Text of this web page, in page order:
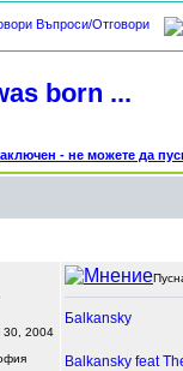
Въпроси/Отговори
born ...
30, 2004
Бalkansky
Balkansky feat